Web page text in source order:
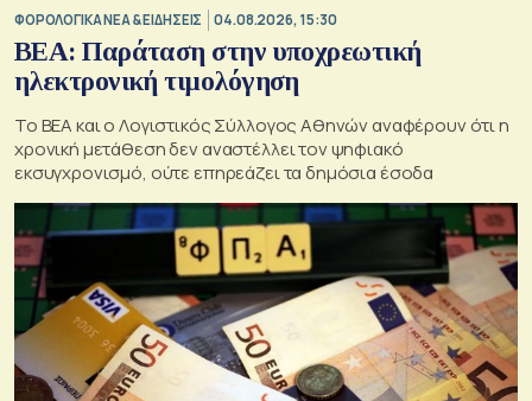
ΦΟΡΟΛΟΓΙΚΑ ΝΕΑ & EΙΔΗΣΕΙΣ 04.08.2026, 15:30
BEA: Παράταση στην υποχρεωτική
ηλεκτρονική τιμολόγηση
To BEA και ο Λογιστικός Σύλλογος Αθηνών αναφέρουν ότι η
χρονική μετάθεση δεν αναστέλλει τον ψηφιακό
εκσυγχρονισμό, ούτε επηρεάζει τα δημόσια έσοδα